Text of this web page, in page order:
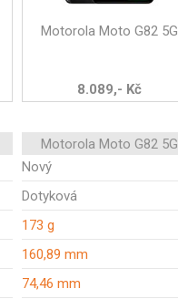
Motorola Moto G82 5G
8.089,- Kč
Motorola Moto G82 5G
Nový
Dotyková
173 g
160,89 mm
74,46 mm